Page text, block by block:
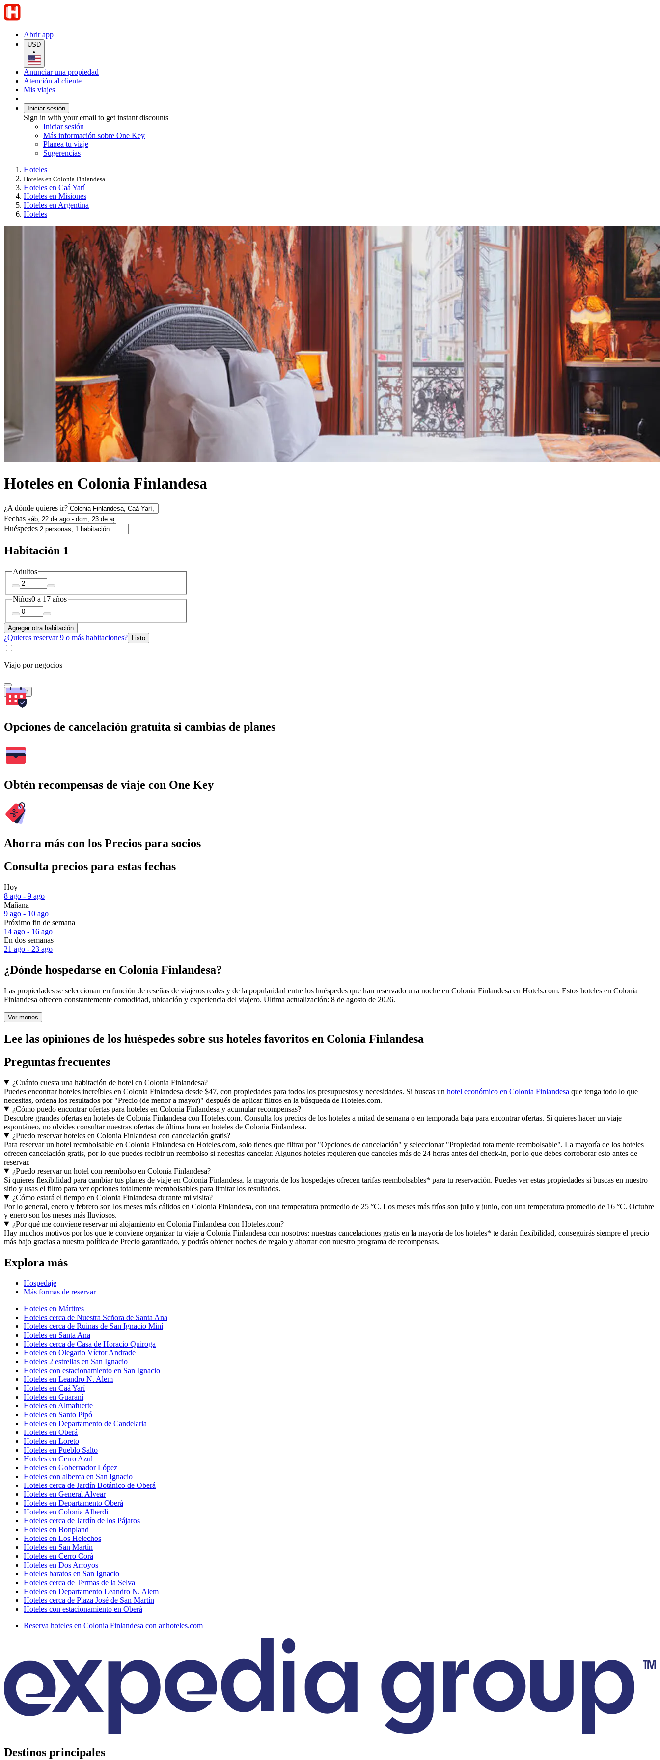
Abrir app
USD
•
Anunciar una propiedad
Atención al cliente
Mis viajes
Iniciar sesión
Sign in with your email to get instant discounts
Iniciar sesión
Más información sobre One Key
Planea tu viaje
Sugerencias
Hoteles
Hoteles en Colonia Finlandesa
Hoteles en Caá Yarí
Hoteles en Misiones
Hoteles en Argentina
Hoteles
Hoteles en Colonia Finlandesa
¿A dónde quieres ir?
Fechas
Huéspedes
Habitación 1
Adultos
Niños0 a 17 años
Agregar otra habitación
¿Quieres reservar 9 o más habitaciones? Listo
Viajo por negocios
Buscar
Opciones de cancelación gratuita si cambias de planes
Obtén recompensas de viaje con One Key
Ahorra más con los Precios para socios
Consulta precios para estas fechas
Hoy
8 ago - 9 ago
Mañana
9 ago - 10 ago
Próximo fin de semana
14 ago - 16 ago
En dos semanas
21 ago - 23 ago
¿Dónde hospedarse en Colonia Finlandesa?
Las propiedades se seleccionan en función de reseñas de viajeros reales y de la popularidad entre los huéspedes que han reservado una noche en Colonia Finlandesa en Hotels.com. Estos hoteles en Colonia
Finlandesa ofrecen constantemente comodidad, ubicación y experiencia del viajero. Última actualización: 8 de agosto de 2026.
Ver menos
Lee las opiniones de los huéspedes sobre sus hoteles favoritos en Colonia Finlandesa
Preguntas frecuentes
¿Cuánto cuesta una habitación de hotel en Colonia Finlandesa?
Puedes encontrar hoteles increíbles en Colonia Finlandesa desde $47, con propiedades para todos los presupuestos y necesidades. Si buscas un hotel económico en Colonia Finlandesa que tenga todo lo que
necesitas, ordena los resultados por "Precio (de menor a mayor)" después de aplicar filtros en la búsqueda de Hoteles.com.
¿Cómo puedo encontrar ofertas para hoteles en Colonia Finlandesa y acumular recompensas?
Descubre grandes ofertas en hoteles de Colonia Finlandesa con Hoteles.com. Consulta los precios de los hoteles a mitad de semana o en temporada baja para encontrar ofertas. Si quieres hacer un viaje
espontáneo, no olvides consultar nuestras ofertas de última hora en hoteles de Colonia Finlandesa.
¿Puedo reservar hoteles en Colonia Finlandesa con cancelación gratis?
Para reservar un hotel reembolsable en Colonia Finlandesa en Hoteles.com, solo tienes que filtrar por "Opciones de cancelación" y seleccionar "Propiedad totalmente reembolsable". La mayoría de los hoteles
ofrecen cancelación gratis, por lo que puedes recibir un reembolso si necesitas cancelar. Algunos hoteles requieren que canceles más de 24 horas antes del check-in, por lo que debes corroborar esto antes de
reservar.
¿Puedo reservar un hotel con reembolso en Colonia Finlandesa?
Si quieres flexibilidad para cambiar tus planes de viaje en Colonia Finlandesa, la mayoría de los hospedajes ofrecen tarifas reembolsables* para tu reservación. Puedes ver estas propiedades si buscas en nuestro
sitio y usas el filtro para ver opciones totalmente reembolsables para limitar los resultados.
¿Cómo estará el tiempo en Colonia Finlandesa durante mi visita?
Por lo general, enero y febrero son los meses más cálidos en Colonia Finlandesa, con una temperatura promedio de 25 °C. Los meses más fríos son julio y junio, con una temperatura promedio de 16 °C. Octubre
y enero son los meses más lluviosos.
¿Por qué me conviene reservar mi alojamiento en Colonia Finlandesa con Hoteles.com?
Hay muchos motivos por los que te conviene organizar tu viaje a Colonia Finlandesa con nosotros: nuestras cancelaciones gratis en la mayoría de los hoteles* te darán flexibilidad, conseguirás siempre el precio
más bajo gracias a nuestra política de Precio garantizado, y podrás obtener noches de regalo y ahorrar con nuestro programa de recompensas.
Explora más
Hospedaje
Más formas de reservar
Hoteles en Mártires
Hoteles cerca de Nuestra Señora de Santa Ana
Hoteles cerca de Ruinas de San Ignacio Miní
Hoteles en Santa Ana
Hoteles cerca de Casa de Horacio Quiroga
Hoteles en Olegario Víctor Andrade
Hoteles 2 estrellas en San Ignacio
Hoteles con estacionamiento en San Ignacio
Hoteles en Leandro N. Alem
Hoteles en Caá Yarí
Hoteles en Guaraní
Hoteles en Almafuerte
Hoteles en Santo Pipó
Hoteles en Departamento de Candelaria
Hoteles en Oberá
Hoteles en Loreto
Hoteles en Pueblo Salto
Hoteles en Cerro Azul
Hoteles en Gobernador López
Hoteles con alberca en San Ignacio
Hoteles cerca de Jardín Botánico de Oberá
Hoteles en General Alvear
Hoteles en Departamento Oberá
Hoteles en Colonia Alberdi
Hoteles cerca de Jardín de los Pájaros
Hoteles en Bonpland
Hoteles en Los Helechos
Hoteles en San Martín
Hoteles en Cerro Corá
Hoteles en Dos Arroyos
Hoteles baratos en San Ignacio
Hoteles cerca de Termas de la Selva
Hoteles en Departamento Leandro N. Alem
Hoteles cerca de Plaza José de San Martín
Hoteles con estacionamiento en Oberá
Reserva hoteles en Colonia Finlandesa con ar.hoteles.com
Destinos principales